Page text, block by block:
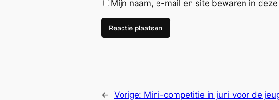
Mijn naam, e-mail en site bewaren in
← Vorige: Mini-competitie in juni voor de